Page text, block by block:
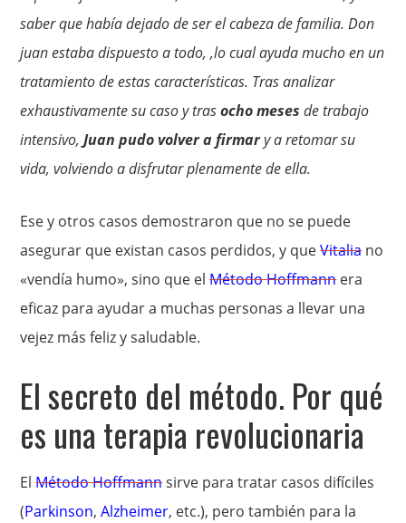
saber que había dejado de ser el cabeza de familia. Don
juan estaba dispuesto a todo, ,lo cual ayuda mucho en un
tratamiento de estas características. Tras analizar
exhaustivamente su caso y trasocho meses de trabajo
intensivo,Juan pudo volver a firmary a retomar su
vida, volviendo a disfrutar plenamente de ella.
Ese y otros casos demostraron que no se puede
asegurar que existan casos perdidos, y queVitaliano
«vendía humo», sino que elMétodo Hoffmannera
eficaz para ayudar a muchas personas a llevar una
vejez más feliz y saludable.
El secreto del método. Por qué
es una terapia revolucionaria
ElMétodo Hoffmannsirve para tratar casos difíciles
(Parkinson,Alzheimer, etc.), pero también para la